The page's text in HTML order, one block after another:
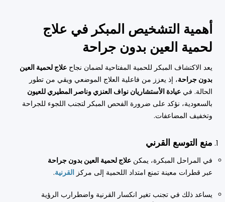
أهمية التشخيص المبكر في علاج
لحمية العين بدون جراحة
يعد الاكتشاف المبكر للحمية المفتاحية لضمان نجاح علاج لحمية العين
بدون جراحة، إذ يعزز من فاعلية العلاج الموضعي ويقي من تطور
الحالة. في عيادة الأستشاريان نواف العنزي وناصر المطيري للعيون
بالسعودية، نؤكد على ضرورة الفحص المبكر لتجنب اللجوء للجراحة
وتخفيف المضاعفات.
منع التوسع القرني
في المراحل المبكرة، يمكن علاج لحمية العين بدون جراحة
عبر قطرات معينة تمنع امتداد اللحمية إلى مركز القرنية.
يساعد ذلك في تجنب تغير انكسار القرنية واضطرارب الرؤية